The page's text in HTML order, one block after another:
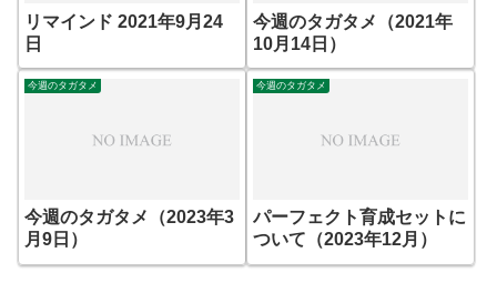
リマインド 2021年9月24
日
今週のタガタメ（2021年
10月14日）
今週のタガタメ
今週のタガタメ（2023年3
月9日）
今週のタガタメ
パーフェクト育成セットに
ついて（2023年12月）